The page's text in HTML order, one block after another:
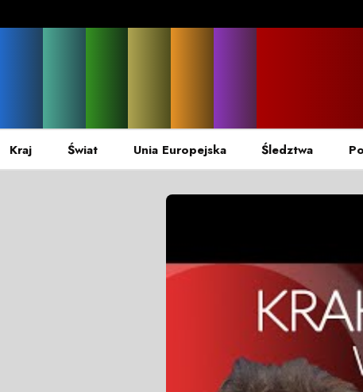
Kraj Świat Unia Europejska Śledztwa